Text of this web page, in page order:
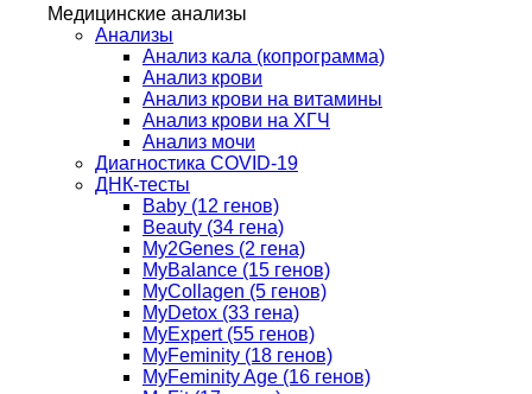
Медицинские анализы
Анализы
Анализ кала (копрограмма)
Анализ крови
Анализ крови на витамины
Анализ крови на ХГЧ
Анализ мочи
Диагностика COVID-19
ДНК-тесты
Baby (12 генов)
Beauty (34 гена)
My2Genes (2 гена)
MyBalance (15 генов)
MyCollagen (5 генов)
MyDetox (33 гена)
MyExpert (55 генов)
MyFeminity (18 генов)
MyFeminity Age (16 генов)